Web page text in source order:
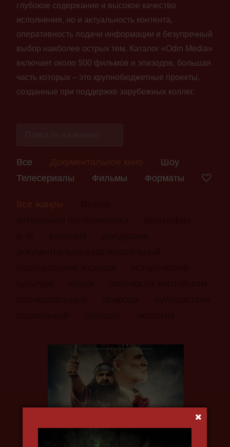
глубокое содержание и высокое качество
исполнения, но и актуальность контента,
оперативность подачи информации и безупречный
выбор наиболее острых тем. Каталог «Odin Media»
включает около 500 фильмов и эпизодов, большая
часть которых – это крупнобюджетные проекты,
созданные при поддержке зарубежных коллег.
Все Документальное кино
Шоу
Телесериалы
Фильмы Форматы
Все жанры